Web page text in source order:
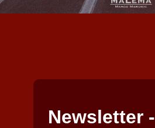
Newsletter -